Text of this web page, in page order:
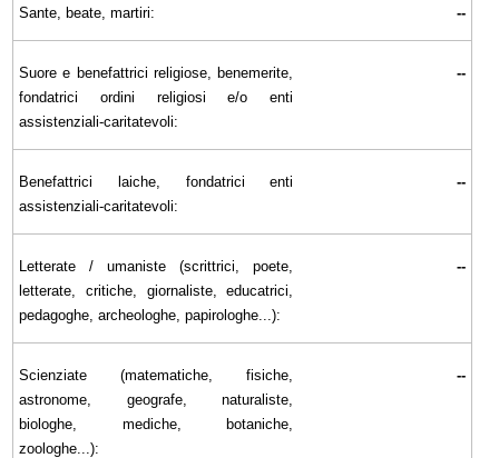
Sante, beate, martiri: --
Suore e benefattrici religiose, benemerite,
fondatrici ordini religiosi e/o enti
assistenziali-caritatevoli:
--
Benefattrici laiche, fondatrici enti
assistenziali-caritatevoli:
--
Letterate / umaniste (scrittrici, poete,
letterate, critiche, giornaliste, educatrici,
pedagoghe, archeologhe, papirologhe...):
--
Scienziate (matematiche, fisiche,
astronome, geografe, naturaliste,
biologhe, mediche, botaniche,
zoologhe...):
--